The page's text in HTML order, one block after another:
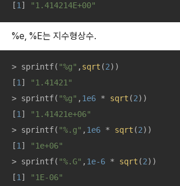
[1 ] "1.414214E+00"
%e, %E는 지수형상수.
> sprintf( "%g" , sqrt (2))
[1 ]
"1.41421"
> sprintf( "%g" , 1e6 * sqrt (2))
[1 ]
"1.41421e+06"
> sprintf( "%.g" , 1e6 * sqrt (2))
[1 ]
"1e+06"
> sprintf( "%.G" , 1e-6 * sqrt (2))
[1 ] "1E-06"